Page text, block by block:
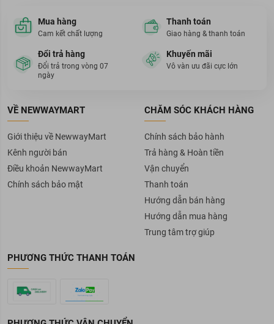
Mua hàng
Cam kết chất lượng
Thanh toán
Giao hàng & thanh toán
Đổi trả hàng
Đổi trả trong vòng 07
ngày
Khuyến mãi
Vô vàn ưu đãi cực lớn
VỀ NEWWAYMART
Giới thiệu về NewwayMart
Kênh người bán
Điều khoản NewwayMart
Chính sách bảo mật
CHĂM SÓC KHÁCH HÀNG
Chính sách bảo hành
Trả hàng & Hoàn tiền
Vận chuyển
Thanh toán
Hướng dẫn bán hàng
Hướng dẫn mua hàng
Trung tâm trợ giúp
PHƯƠNG THỨC THANH TOÁN